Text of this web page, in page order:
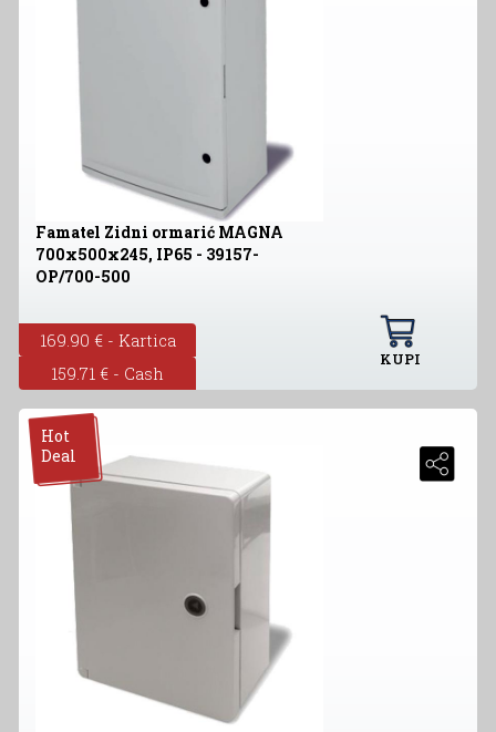
Famatel Zidni ormarić MAGNA
700x500x245, IP65 - 39157-
OP/700-500
169.90 € - Kartica
159.71 € - Cash
KUPI
Hot
Deal